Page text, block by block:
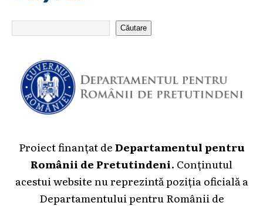
Căutare
Proiect finanțat deDepartamentul pentru
Românii de Pretutindeni. Conținutul
acestui website nu reprezintă poziția oficială a
Departamentului pentru Românii de